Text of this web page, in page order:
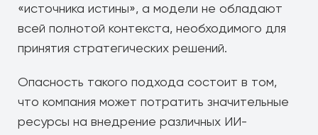
«источника истины», а модели не обладают
всей полнотой контекста, необходимого для
принятия стратегических решений.
Опасность такого подхода состоит в том,
что компания может потратить значительные
ресурсы на внедрение различных ИИ-